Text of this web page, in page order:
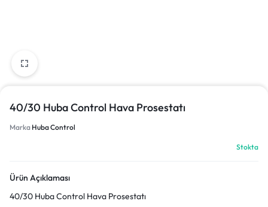
40/30 Huba Control Hava Prosestatı
Marka Huba Control
Stokta
Ürün Açıklaması
40/30 Huba Control Hava Prosestatı